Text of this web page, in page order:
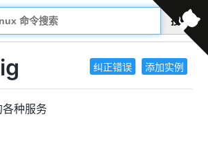
搜索
纠正错误 添加实例
种服务